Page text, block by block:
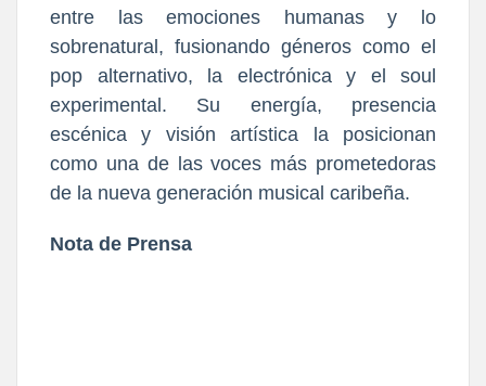
entre las emociones humanas y lo
sobrenatural, fusionando géneros como el
pop alternativo, la electrónica y el soul
experimental. Su energía, presencia
escénica y visión artística la posicionan
como una de las voces más prometedoras
de la nueva generación musical caribeña.
Nota de Prensa